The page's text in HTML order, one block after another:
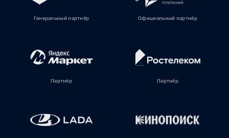
Генеральный партнёр Официальный партнёр
Партнёр Партнёр